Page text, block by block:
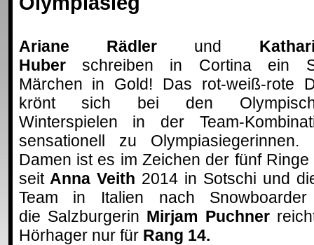
Ariane Rädlerund
Huberschreiben in Cortina ein
Märchen in Gold! Das rot-weiß-rote
krönt sich bei den
Winterspielen in der Team-
sensationell zu
Damen ist es im Zeichen der fünf
seit Anna Veith 2014 in Sotschi und
Team in Italien nach
die Salzburgerin Mirjam Puchner
Hörhager nur für Rang 14.